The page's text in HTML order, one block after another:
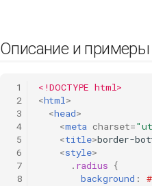
Описание и примеры
1
2
3
4
5
6
7
8
<!DOCTYPE html>
<html>
<head>
<meta charset=
<title>border-
<style>
. radius {
background :